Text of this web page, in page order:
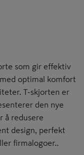
som gir effektiv
optimal komfort
T-skjorten er
den nye
å redusere
design, perfekt
firmalogoer..